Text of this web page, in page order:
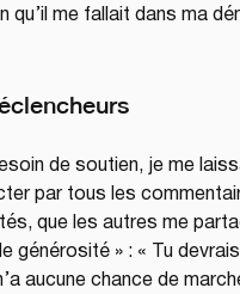
qu’il me fallait dans ma
de soutien, je me
par tous les
que les autres me
générosité » : « Tu
aucune chance de